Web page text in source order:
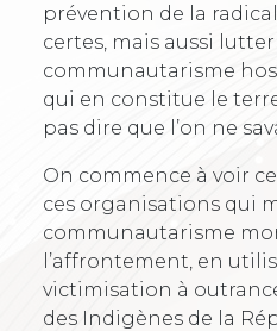
prévention de la
certes, mais aussi
communautarisme
qui en constitue le
pas dire que l’on ne
On commence à voir
ces organisations qui
communautarisme
l’affrontement, en
victimisation à
des Indigènes de la